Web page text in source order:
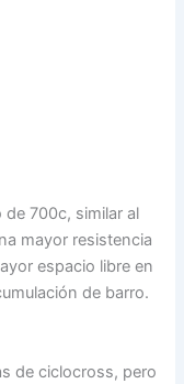
de 700c, similar al
mayor resistencia
espacio libre en
de barro.
de ciclocross, pero